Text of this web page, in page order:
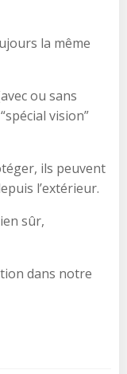
la même
ou sans
vision”
ils peuvent
l’extérieur.
sûr,
dans notre